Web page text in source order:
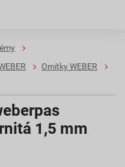
Omítky WEBER
1,5 mm